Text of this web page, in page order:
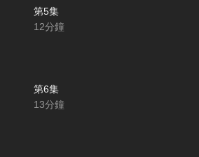
第5集
12分鐘
第6集
13分鐘